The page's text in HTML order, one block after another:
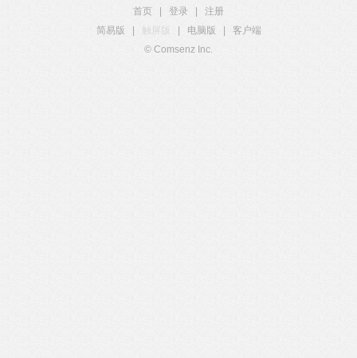
首页 登录
注册
简易版
触屏版 电脑版
客户端
© Comsenz Inc.